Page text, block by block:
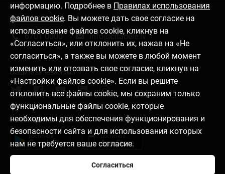
информацию. Подробнее в Правилах использования
файлов cookie. Вы можете дать свое согласие на
использование файлов cookie, кликнув на
«Согласиться», или отклонить их, нажав на «Не
согласиться», а также вы можете в любой момент
изменить или отозвать свое согласие, кликнув на
«Настройки файлов cookie». Если вы решите
отклонить все файлы cookie, мы сохраним только
функциональные файлы cookie, которые
необходимы для обеспечения функционирования и
безопасности сайта и для использования которых
нам не требуется ваше согласие.
Согласиться
Связаться с нами
6701 0000 info@citadele.lv
Следите за новостями
Установить приложение